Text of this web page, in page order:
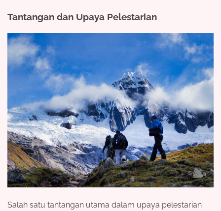
Tantangan dan Upaya Pelestarian
Salah satu tantangan utama dalam upaya pelestarian